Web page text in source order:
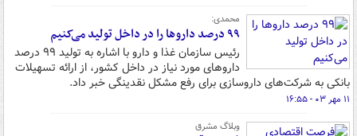
محمدی:
۹۹ درصد داروها را در داخل تولید می‌کنیم
رئیس سازمان غذا و دارو با اشاره به تولید ۹۹ درصد
داروهای مورد نیاز در داخل کشور، از ارائه تسهیلات
بانکی به شرکت‌های داروسازی برای رفع مشکل نقدینگی خبر داد.
۱۱ مهر ۰۳ - ۱۶:۵۵
وبلاگ مشرق